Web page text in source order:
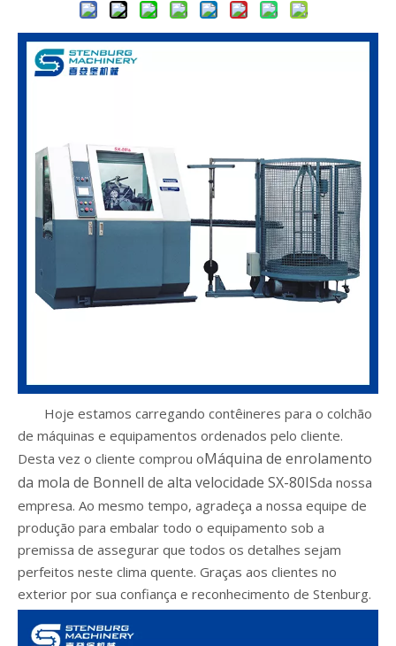
Hoje estamos carregando contêineres para o colchão
de máquinas e equipamentos ordenados pelo cliente.
Desta vez o cliente comprou oMáquina de enrolamento
da mola de Bonnell de alta velocidade SX-80ISda nossa
empresa. Ao mesmo tempo, agradeça a nossa equipe de
produção para embalar todo o equipamento sob a
premissa de assegurar que todos os detalhes sejam
perfeitos neste clima quente. Graças aos clientes no
exterior por sua confiança e reconhecimento de Stenburg.